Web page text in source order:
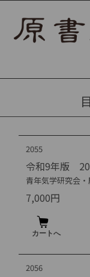
2055
令和9年版
青年気学研究会
7,000円
2056